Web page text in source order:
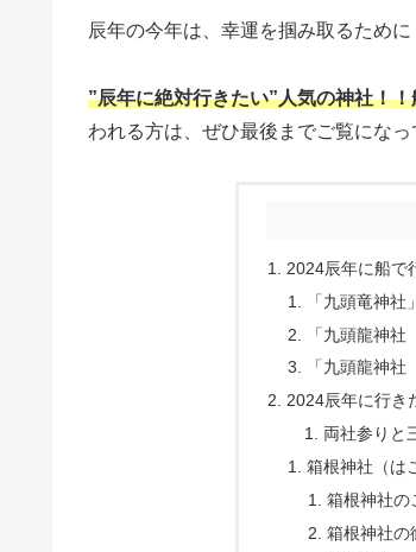
辰年の今年は、 幸運を掴み取るために
”辰年に絶対行きたい”人気の神社！！
われる方は、 ぜひ最後までご覧になっ
2024辰年に船で
「九頭竜神社
「九頭龍神
「九頭龍神
2024辰年に行き
両社参りと
箱根神社（は
箱根神社の
箱根神社の